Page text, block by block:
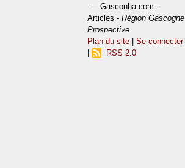
— Gasconha.com -
Articles -Région Gascogne
Prospective
Plan du site |Se connecter
RSS 2.0